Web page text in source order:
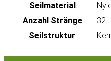
Seilmaterial
Anzahl Stränge
32
Seilstruktur